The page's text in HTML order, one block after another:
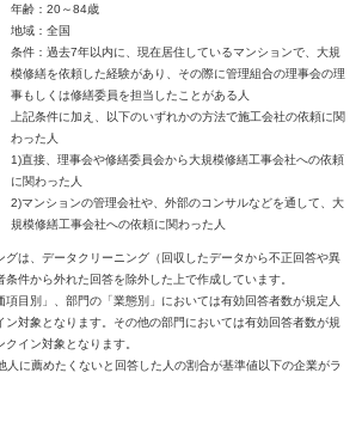
年齢：20～84歳
地域：全国
条件：過去7年以内に、現在居住しているマンションで、大規
模修繕を依頼した経験があり、その際に管理組合の理事会の理
事もしくは修繕委員を担当したことがある人
上記条件に加え、以下のいずれかの方法で施工会社の依頼に関
わった人
1)直接、理事会や修繕委員会から大規模修繕工事会社への依頼
に関わった人
2)マンションの管理会社や、外部のコンサルなどを通して、大
規模修繕工事会社への依頼に関わった人
は、データクリーニング（回収したデータから不正回答や異
件から外れた回答を除外した上で作成しています。
目別」、部門の「業態別」においては有効回答者数が規定人
ン対象となります。その他の部門においては有効回答者数が規
イン対象となります。
に薦めたくないと回答した人の割合が基準値以下の企業がラ